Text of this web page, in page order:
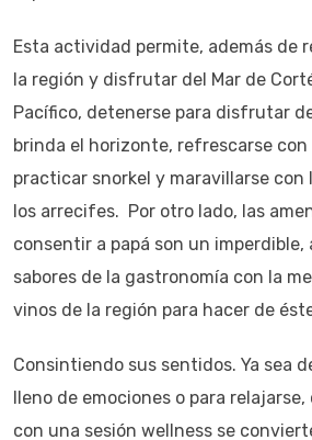
Esta actividad permite, además de
la región y disfrutar del Mar de
Pacífico, detenerse para disfrutar
brinda el horizonte, refrescarse con
practicar snorkel y maravillarse
los arrecifes. Por otro lado, las
consentir a papá son un imperdible,
sabores de la gastronomía con la
vinos de la región para hacer de
Consintiendo sus sentidos. Ya sea
lleno de emociones o para
con una sesión wellness se